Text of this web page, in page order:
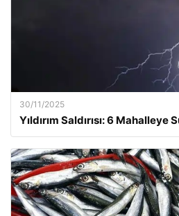
30/11/2025
Yıldırım Saldırısı: 6 Mahalleye